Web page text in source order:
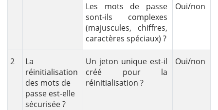
Les mots de passe
sont-ils complexes
(majuscules, chiffres,
caractères spéciaux) ?
Oui/non
2
La
réinitialisation
des mots de
passe est-elle
sécurisée ?
Un jeton unique est-il
créé pour la
réinitialisation ?
Oui/non